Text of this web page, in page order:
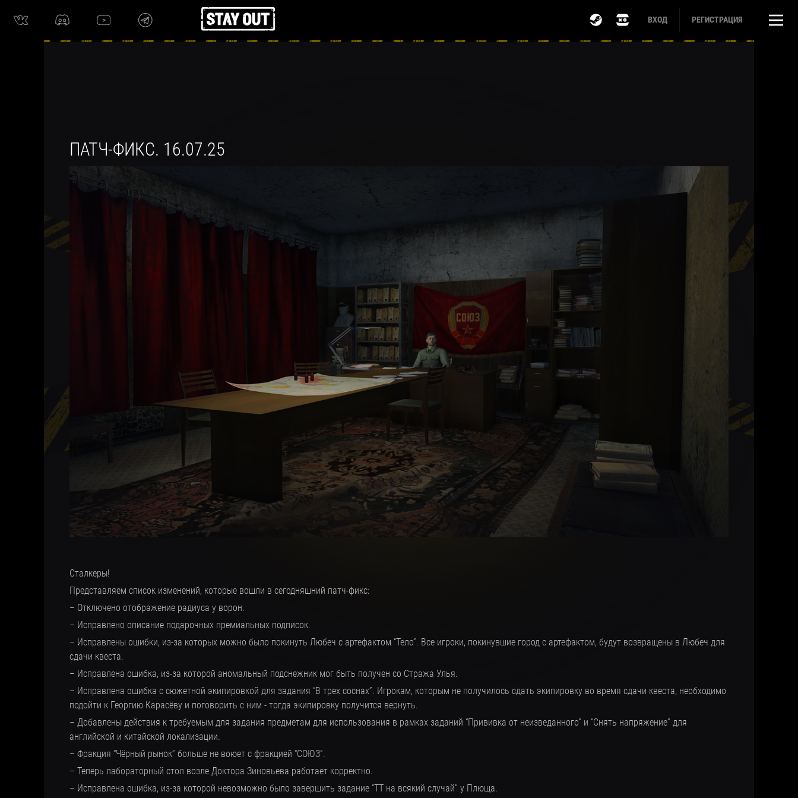
ВХОД РЕГИСТРАЦИЯ
ПАТЧ-ФИКС. 16.07.25
Сталкеры!
Представляем список изменений, которые вошли в сегодняшний патч-фикс:
– Отключено отображение радиуса у ворон.
– Исправлено описание подарочных премиальных подписок.
– Исправлены ошибки, из-за которых можно было покинуть Любеч с артефактом “Тело”. Все игроки, покинувшие город с артефактом, будут возвращены в Любеч для
сдачи квеста.
– Исправлена ошибка, из-за которой аномальный подснежник мог быть получен со Стража Улья.
– Исправлена ошибка с сюжетной экипировкой для задания “В трех соснах”. Игрокам, которым не получилось сдать экипировку во время сдачи квеста, необходимо
подойти к Георгию Карасёву и поговорить с ним - тогда экипировку получится вернуть.
– Добавлены действия к требуемым для задания предметам для использования в рамках заданий “Прививка от неизведанного” и “Снять напряжение” для
английской и китайской локализации.
– Фракция “Чёрный рынок” больше не воюет с фракцией “СОЮЗ”.
– Теперь лабораторный стол возле Доктора Зиновьева работает корректно.
– Исправлена ошибка, из-за которой невозможно было завершить задание “ТТ на всякий случай” у Плюща.